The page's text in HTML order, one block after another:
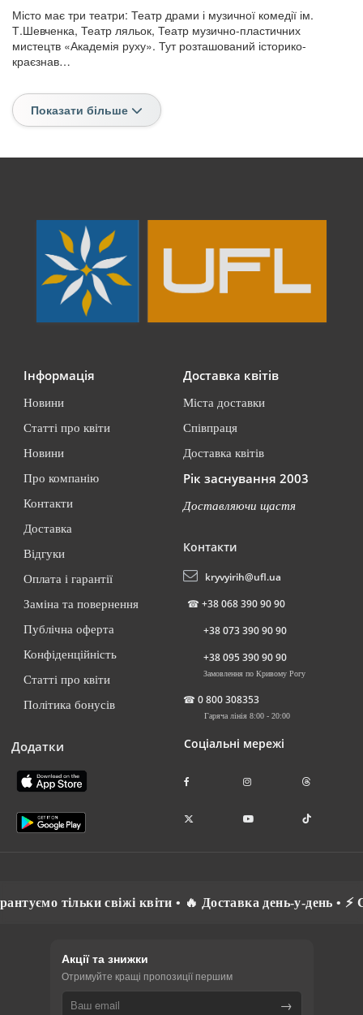
Місто має три театри: Театр драми і музичної комедії ім.
Т.Шевченка, Театр ляльок, Театр музично-пластичних
мистецтв «Академія руху». Тут розташований історико-
краєзнав…
Показати більше
Інформація
Новини
Статті про квіти
Новини
Про компанію
Контакти
Доставка
Відгуки
Оплата і гарантії
Заміна та повернення
Публічна оферта
Конфіденційність
Статті про квіти
Політика бонусів
Додатки
Доставка квітів
Міста доставки
Співпраця
Доставка квітів
Рік заснування 2003
Доставляючи щастя
Контакти
kryvyirih@ufl.ua
☎ +38 068 390 90 90
+38 073 390 90 90
+38 095 390 90 90
Замовлення по Кривому Рогу
☎ 0 800 308353
Гаряча лінія 8:00 - 20:00
Соціальні мережі
Доставка день-у-день • ⚡ Спілкуємось рідною
Акції та знижки
Отримуйте кращі пропозиції першим
→